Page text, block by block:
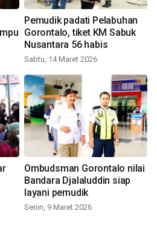
Pemudik padati Pelabuhan
Gorontalo, tiket KM Sabuk
Nusantara 56 habis
Sabtu, 14 Maret 2026
Ombudsman Gorontalo nilai
Bandara Djalaluddin siap
layani pemudik
Senin, 9 Maret 2026